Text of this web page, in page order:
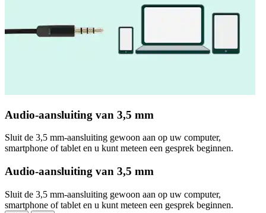
Audio-aansluiting van 3,5 mm
Sluit de 3,5 mm-aansluiting gewoon aan op uw computer,
smartphone of tablet en u kunt meteen een gesprek beginnen.
Audio-aansluiting van 3,5 mm
Sluit de 3,5 mm-aansluiting gewoon aan op uw computer,
smartphone of tablet en u kunt meteen een gesprek beginnen.